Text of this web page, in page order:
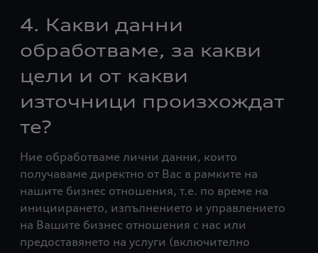
4. Какви данни
обработваме, за какви
цели и от какви
източници произхождат
те?
Ние обработваме лични данни, които
получаваме директно от Вас в рамките на
нашите бизнес отношения, т.е. по време на
инициирането, изпълнението и управлението
на Вашите бизнес отношения с нас или
предоставянето на услуги (включително